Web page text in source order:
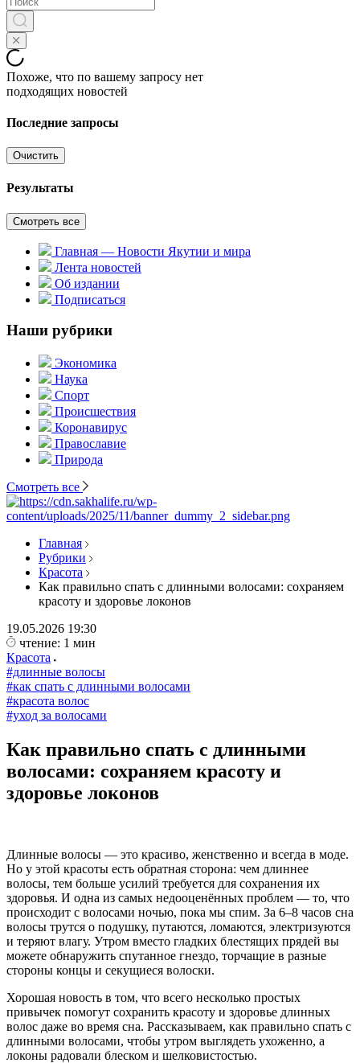
Похоже, что по вашему запросу нет
подходящих новостей
Последние запросы
Очистить
Результаты
Смотреть все
Главная — Новости Якутии и мира
Лента новостей
Об издании
Подписаться
Наши рубрики
Экономика
Наука
Спорт
Происшествия
Коронавирус
Православие
Природа
Смотреть все
Главная
Рубрики
Красота
Как правильно спать с длинными волосами: сохраняем
красоту и здоровье локонов
19.05.2026 19:30
чтение: 1 мин
Красота
#длинные волосы
#как спать с длинными волосами
#красота волос
#уход за волосами
Как правильно спать с длинными
волосами: сохраняем красоту и
здоровье локонов
Длинные волосы — это красиво, женственно и всегда в моде.
Но у этой красоты есть обратная сторона: чем длиннее
волосы, тем больше усилий требуется для сохранения их
здоровья. И одна из самых недооценённых проблем — то, что
происходит с волосами ночью, пока мы спим. За 6–8 часов сна
волосы трутся о подушку, путаются, ломаются, электризуются
и теряют влагу. Утром вместо гладких блестящих прядей вы
можете обнаружить спутанное гнездо, торчащие в разные
стороны концы и секущиеся волоски.
Хорошая новость в том, что всего несколько простых
привычек помогут сохранить красоту и здоровье длинных
волос даже во время сна. Рассказываем, как правильно спать с
длинными волосами, чтобы утром выглядеть ухоженно, а
локоны радовали блеском и шелковистостью.